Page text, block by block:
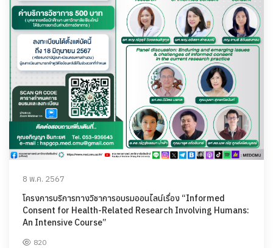
8 พ.ค. 2567
โครงการบริการทางวิชาการอบรมออนไลน์เรื่อง “Informed
Consent for Health-Related Research Involving Humans:
An Intensive Course”
820